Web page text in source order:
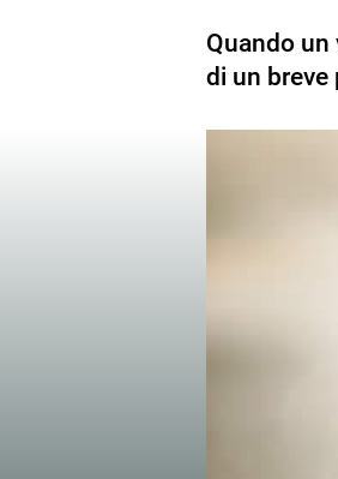
Quando
di un breve